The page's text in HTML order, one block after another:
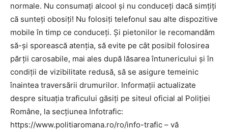
normale. Nu consumaţi alcool şi nu conduceţi dacă simţiţi
că sunteţi obosiţi! Nu folosiți telefonul sau alte dispozitive
mobile în timp ce conduceţi. Şi pietonilor le recomandăm
să-şi sporească atenţia, să evite pe cât posibil folosirea
părţii carosabile, mai ales după lăsarea întunericului şi în
condiţii de vizibilitate redusă, să se asigure temeinic
înaintea traversării drumurilor. Informații actualizate
despre situația traficului găsiți pe siteul oficial al Poliției
Române, la secțiunea Infotrafic:
https://www.politiaromana.ro/ro/info-trafic – vă